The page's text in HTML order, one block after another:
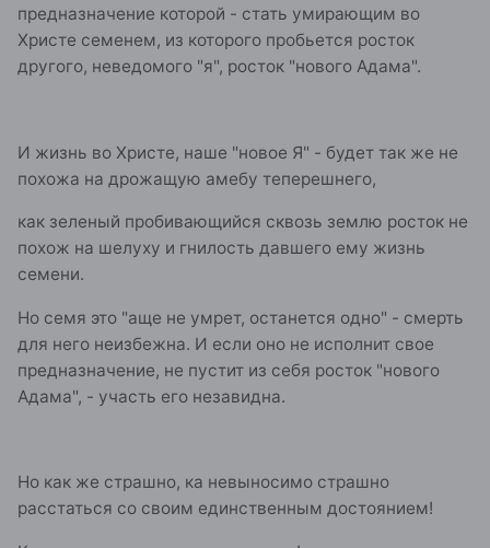
предназначение которой - стать умирающим во
Христе семенем, из которого пробьется росток
другого, неведомого "я", росток "нового Адама".
И жизнь во Христе, наше "новое Я" - будет так же не
похожа на дрожащую амебу теперешнего,
как зеленый пробивающийся сквозь землю росток не
похож на шелуху и гнилость давшего ему жизнь
семени.
Но семя это "аще не умрет, останется одно" - смерть
для него неизбежна. И если оно не исполнит свое
предназначение, не пустит из себя росток "нового
Адама", - участь его незавидна.
Но как же страшно, ка невыносимо страшно
расстаться со своим единственным достоянием!